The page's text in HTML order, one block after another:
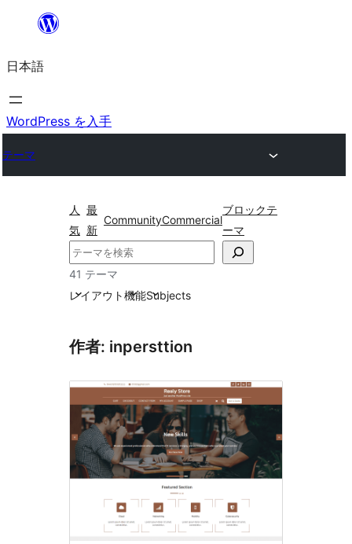
を
ス
キ
プ
日本語
WordPress を入手
テーマ
人
気
最
新
CommunityCommercial
ブロックテ
ーマ
検
索
41 テーマ
レイアウト機能Subjects
作者: inpersttion